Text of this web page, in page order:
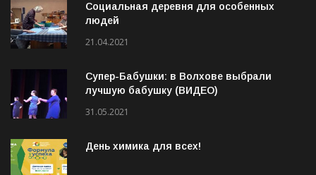
Социальная деревня для особенных
людей
21.04.2021
Супер-Бабушки: в Волхове выбрали
лучшую бабушку (ВИДЕО)
31.05.2021
День химика для всех!